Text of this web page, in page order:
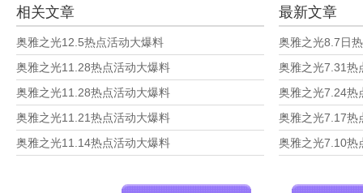
相关文章
奥雅之光12.5热点活动大爆料
奥雅之光11.28热点活动大爆料
奥雅之光11.28热点活动大爆料
奥雅之光11.21热点活动大爆料
奥雅之光11.14热点活动大爆料
最新文章
奥雅之光8.7日
奥雅之光7.31热
奥雅之光7.24热
奥雅之光7.17热
奥雅之光7.10热